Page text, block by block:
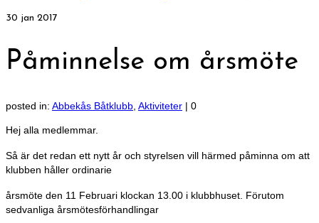
30 jan 2017
Påminnelse om årsmöte
posted in: Abbekås Båtklubb Aktiviteter | 0
Hej alla medlemmar.
Så är det redan ett nytt år och styrelsen vill härmed påminna om att
klubben håller ordinarie
årsmöte den 11 Februari klockan 13.00 i klubbhuset. Förutom
sedvanliga årsmötesförhandlingar